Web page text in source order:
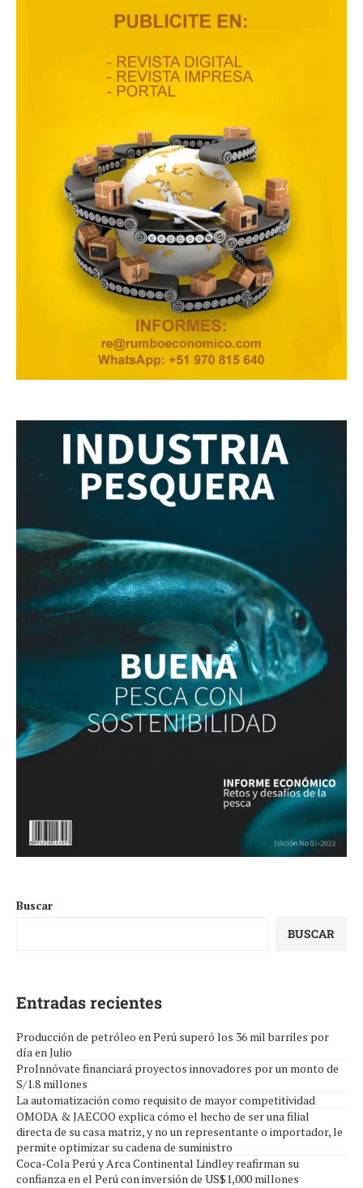
Buscar
BUSCAR
Entradas recientes
Producción de petróleo en Perú superó los 36 mil barriles por
día en Julio
ProInnóvate financiará proyectos innovadores por un monto de
S/1.8 millones
La automatización como requisito de mayor competitividad
OMODA & JAECOO explica cómo el hecho de ser una filial
directa de su casa matriz, y no un representante o importador, le
permite optimizar su cadena de suministro
Coca-Cola Perú y Arca Continental Lindley reafirman su
confianza en el Perú con inversión de US$1,000 millones